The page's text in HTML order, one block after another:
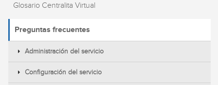
Glosario Centralita Virtual
Preguntas frecuentes
Administración del servicio
Configuración del servicio